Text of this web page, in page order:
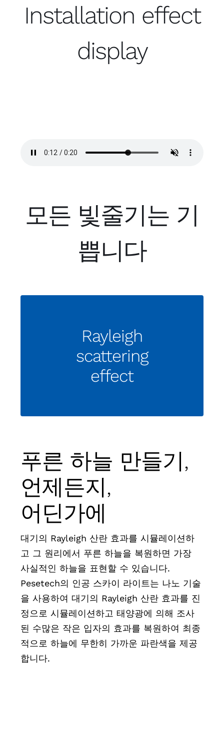
Installation effect
display
모든 빛줄기는 기
쁩니다
푸른 하늘 만들기,
언제든지,
어딘가에
대기의 Rayleigh 산란 효과를 시뮬레이션하
고 그 원리에서 푸른 하늘을 복원하면 가장
사실적인 하늘을 표현할 수 있습니다.
Pesetech의 인공 스카이 라이트는 나노 기술
을 사용하여 대기의 Rayleigh 산란 효과를 진
정으로 시뮬레이션하고 태양광에 의해 조사
된 수많은 작은 입자의 효과를 복원하여 최종
적으로 하늘에 무한히 가까운 파란색을 제공
합니다.
Rayleigh
scattering
effect